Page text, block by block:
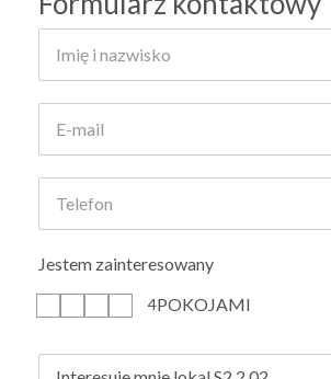
Jestem zainteresowany
4POKOJAMI